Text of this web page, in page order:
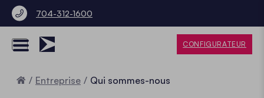
704-312-1600
CONFIGURATEUR
Accueil
Entreprise Qui sommes-nous